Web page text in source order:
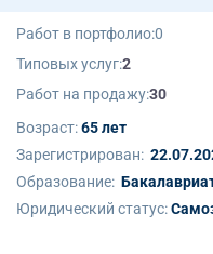
Работ в портфолио:0
Типовых услуг:2
Работ на продажу:30
Возраст:65 лет
Зарегистрирован:
Образование:
Юридический статус: